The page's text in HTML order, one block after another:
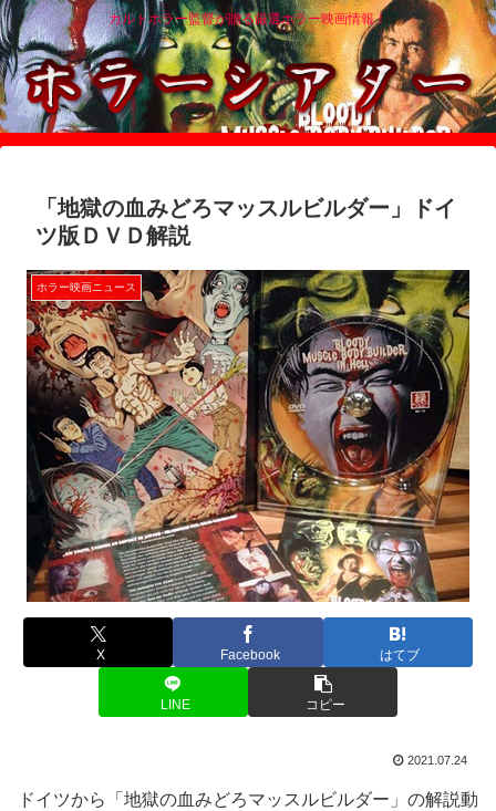
カルトホラー監督が贈る厳選ホラー映画情報！
「地獄の血みどろマッスルビルダー」ドイ
ツ版ＤＶＤ解説
ホラー映画ニュース
X Facebook はてブ
LINE コピー
2021.07.24
ドイツから「地獄の血みどろマッスルビルダー」の解説動